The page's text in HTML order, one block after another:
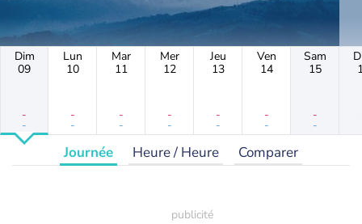
Dim
09
-
-
Lun
10
-
-
Mar
11
-
-
Mer
12
-
-
Jeu
13
-
-
Ven
14
-
-
Sam
15
-
-
Journée Heure / Heure Comparer